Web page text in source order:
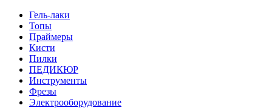
Гель-лаки
Топы
Праймеры
Кисти
Пилки
ПЕДИКЮР
Инструменты
Фрезы
Электрооборудование